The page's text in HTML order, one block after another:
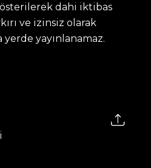
dahi iktibas
ve izinsiz olarak
yerde yayınlanamaz.